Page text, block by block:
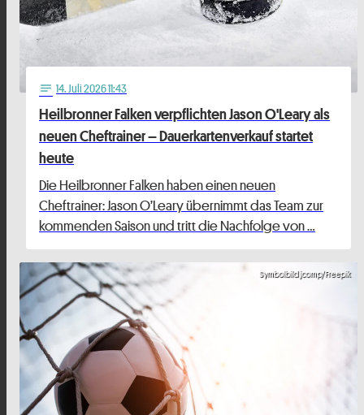
notes 14. Juli 2026 11:43
Heilbronner Falken verpflichten Jason O'Leary als
neuen Cheftrainer – Dauerkartenverkauf startet
heute
Die Heilbronner Falken haben einen neuen
Cheftrainer: Jason O’Leary übernimmt das Team zur
kommenden Saison und tritt die Nachfolge von …
Symbolbild jcomp/Freepik